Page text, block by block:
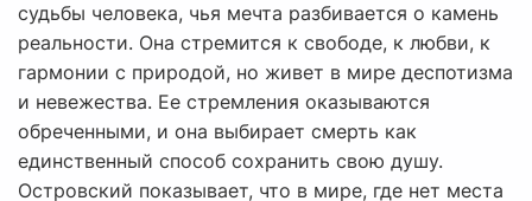
судьбы человека, чья мечта разбивается о камень
реальности. Она стремится к свободе, к любви, к
гармонии с природой, но живет в мире деспотизма
и невежества. Ее стремления оказываются
обреченными, и она выбирает смерть как
единственный способ сохранить свою душу.
Островский показывает, что в мире, где нет места